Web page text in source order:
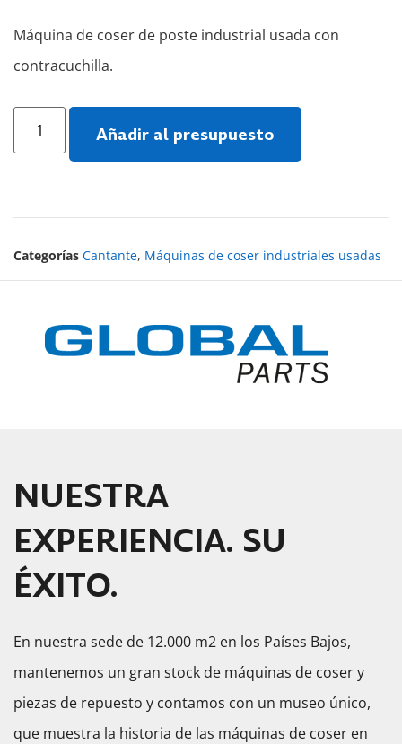
Máquina de coser de poste industrial usada con
contracuchilla.
Añadir al presupuesto
Categorías Cantante, Máquinas de coser industriales usadas
NUESTRA
EXPERIENCIA. SU
ÉXITO.
En nuestra sede de 12.000 m2 en los Países Bajos,
mantenemos un gran stock de máquinas de coser y
piezas de repuesto y contamos con un museo único,
que muestra la historia de las máquinas de coser en